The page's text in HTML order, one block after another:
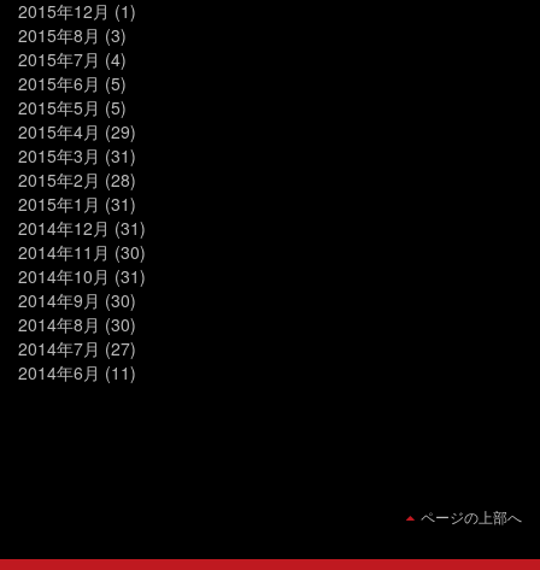
2015年12月 (1)
2015年8月 (3)
2015年7月 (4)
2015年6月 (5)
2015年5月 (5)
2015年4月 (29)
2015年3月 (31)
2015年2月 (28)
2015年1月 (31)
2014年12月 (31)
2014年11月 (30)
2014年10月 (31)
2014年9月 (30)
2014年8月 (30)
2014年7月 (27)
2014年6月 (11)
ページの上部へ